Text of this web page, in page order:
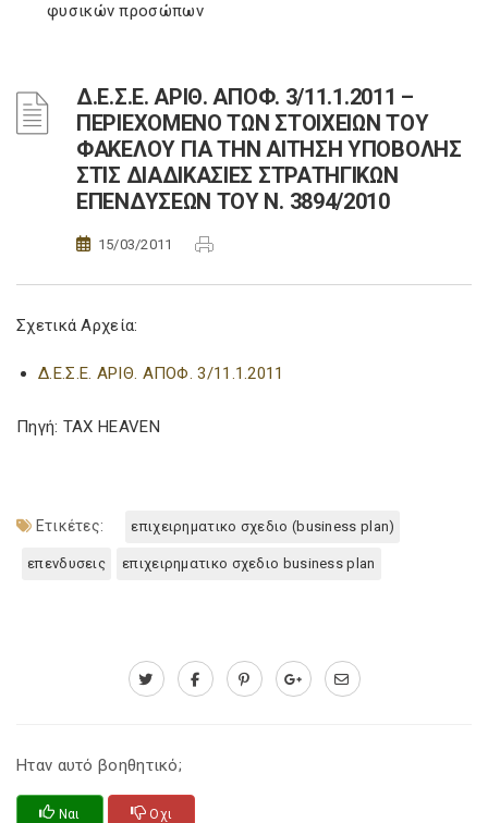
φυσικών προσώπων
Δ.Ε.Σ.Ε. ΑΡΙΘ. ΑΠΟΦ. 3/11.1.2011 –
ΠΕΡΙΕΧΟΜΕΝΟ ΤΩΝ ΣΤΟΙΧΕΙΩΝ ΤΟΥ
ΦΑΚΕΛΟΥ ΓΙΑ ΤΗΝ ΑΙΤΗΣΗ ΥΠΟΒΟΛΗΣ
ΣΤΙΣ ΔΙΑΔΙΚΑΣΙΕΣ ΣΤΡΑΤΗΓΙΚΩΝ
ΕΠΕΝΔΥΣΕΩΝ ΤΟΥ Ν. 3894/2010
15/03/2011
Σχετικά Αρχεία:
Δ.Ε.Σ.Ε. ΑΡΙΘ. ΑΠΟΦ. 3/11.1.2011
Πηγή: TAX HEAVEN
Ετικέτες: επιχειρηματικο σχεδιο (business plan)
επενδυσεις επιχειρηματικο σχεδιο business plan
Ηταν αυτό βοηθητικό;
Ναι Οχι